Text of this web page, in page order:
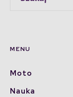
MENU
Moto
Nauka